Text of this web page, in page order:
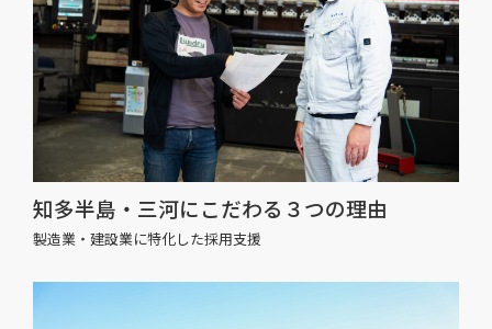
知多半島・三河にこだわる３つの理由
製造業・建設業に特化した採用支援